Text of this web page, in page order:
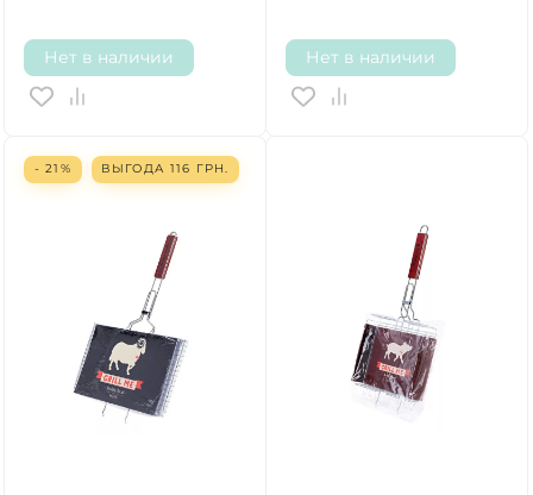
Нет в наличии Нет в наличии
- 21% ВЫГОДА 116 ГРН.